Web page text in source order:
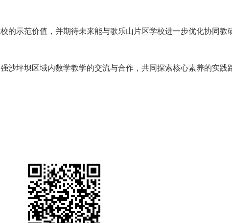
的示范价值，并期待未来能与歌乐山片区学校进一步优化协同教
沙坪坝区域内数学教学的交流与合作，共同探索核心素养的实践